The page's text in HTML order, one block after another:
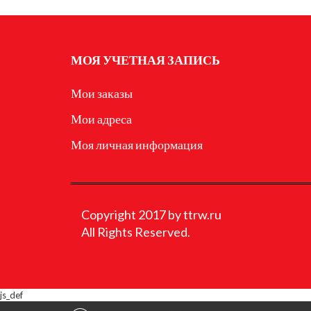
МОЯ УЧЕТНАЯ ЗАПИСЬ
Мои заказы
Мои адреса
Моя личная информация
Copyright 2017 by ttrw.ru
All Rights Reserved.
js_def